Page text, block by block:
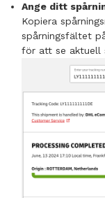
Ange ditt
Kopiera
spårningsfältet
för att se aktuell